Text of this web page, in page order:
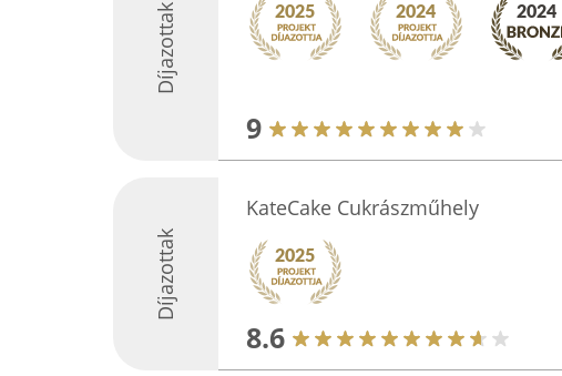
Díjazottak
9
Díjazottak
KateCake Cukrászműhely
8.6